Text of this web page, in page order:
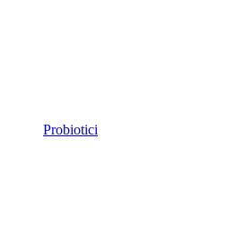
Probiotici